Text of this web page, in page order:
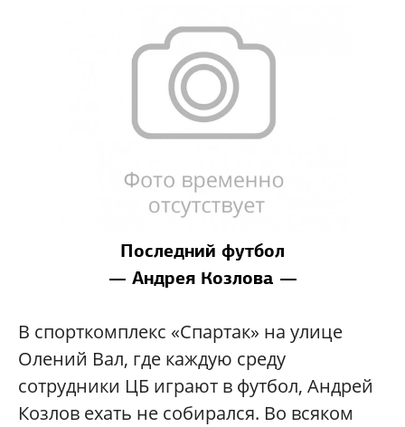
Последний футбол
— Андрея Козлова —
В спорткомплекс «Спартак» на улице
Олений Вал, где каждую среду
сотрудники ЦБ играют в футбол, Андрей
Козлов ехать не собирался. Во всяком